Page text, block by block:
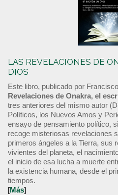
LAS REVELACIONES DE
DIOS
Este libro, publicado por
Revelaciones de Onakra, el
tres anteriores del mismo autor
Políticos, los Nuevos Amos y
ensayo de pensamiento político,
recoge misteriosas revelaciones
primeros ángeles a la Tierra, sus
vivientes del planeta, el
el inicio de esa lucha a muerte
la existencia humana, desde el
tiempos.
[Más]